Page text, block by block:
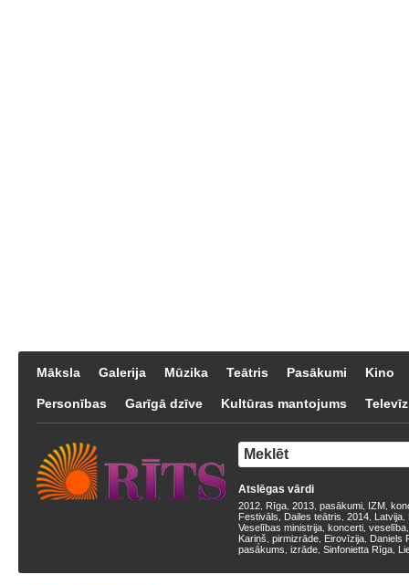
Māksla Galerija Mūzika Teātris Pasākumi Kino
Personības Garīgā dzīve Kultūras mantojums
Atslēgas vārdi
2012 Rīga 2013 pasākumi IZM
Festivāls
Dailes teātris 2014 Latvija
Veselības ministrija koncerti veselība
Kariņš pirmizrāde Eirovīzija Daniels
pasākums izrāde Sinfonietta Rīga